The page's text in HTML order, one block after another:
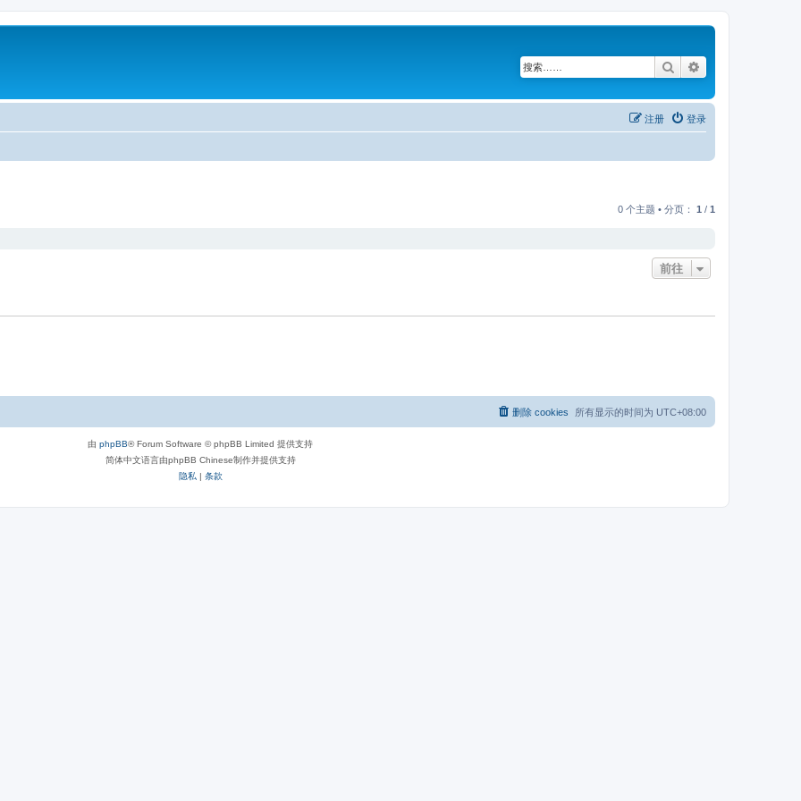
搜索
登录
注册
0 个主题 • 分页： 1 / 1
前往
所有显示的时间为 UTC+08:00
删除 cookies
由 phpBB® Forum Software © phpBB Limited 提供支持
简体中文语言由phpBB Chinese制作并提供支持
隐私 | 条款